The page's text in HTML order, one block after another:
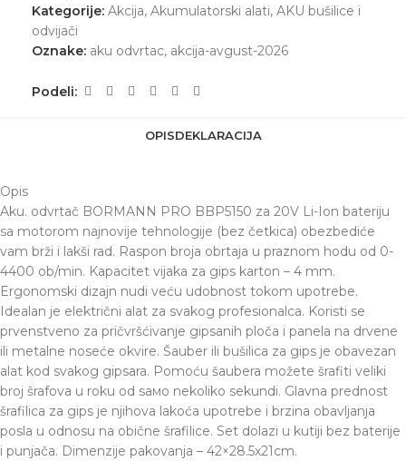
Kategorije: Akcija, Akumulatorski alati, AKU bušilice i
odvijači
Oznake: aku odvrtac, akcija-avgust-2026
Podeli:
OPISDEKLARACIJA
Opis
Aku. odvrtač BORMANN PRO BBP5150 za 20V Li-Ion bateriju
sa motorom najnovije tehnologije (bez četkica) obezbediće
vam brži i lakši rad. Raspon broja obrtaja u praznom hodu od 0-
4400 ob/min. Kapacitet vijaka za gips karton – 4 mm.
Ergonomski dizajn nudi veću udobnost tokom upotrebe.
Idealan je električni alat za svakog profesionalca. Koristi se
prvenstveno za pričvršćivanje gipsanih ploča i panela na drvene
ili metalne noseće okvire. Šauber ili bušilica za gips je obavezan
alat kod svakog gipsara. Pomoću šaubera možete šrafiti veliki
broj šrafova u roku od sамо nekoliko sekundi. Glavna prednost
šrafilica za gips je njihova lakoća upotrebe i brzina obavljanja
posla u odnosu na obične šrafilice. Set dolazi u kutiji bez baterije
i punjača. Dimenzije pakovanja – 42×28.5x21cm.